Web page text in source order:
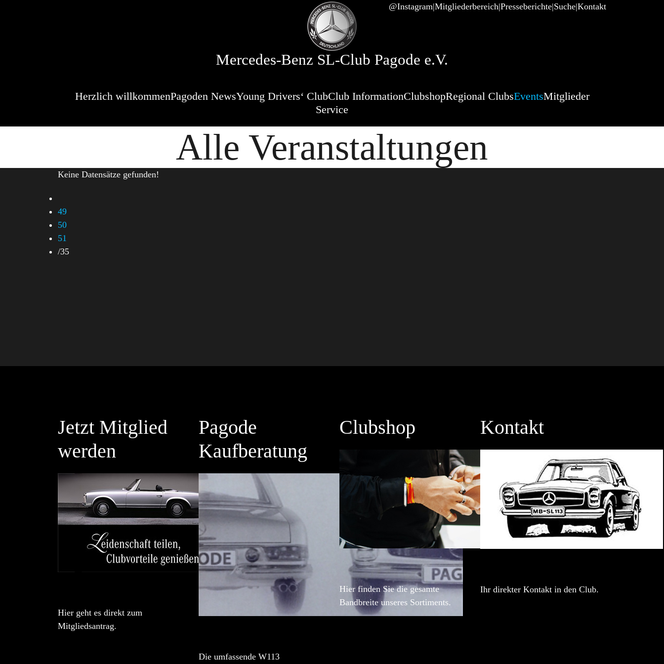
@Instagram Mitgliederbereich Presseberichte Suche Kontakt
Mercedes-Benz SL-Club Pagode e.V.
Herzlich willkommenPagoden NewsYoung Drivers‘ ClubClub InformationClubshopRegional ClubsEventsMitglieder
Service
Alle Veranstaltungen
Keine Datensätze gefunden!
49
50
51
/35
Jetzt Mitglied
werden
Hier geht es direkt zum
Mitgliedsantrag.
Pagode
Kaufberatung
Die umfassende W113
Clubshop
Hier finden Sie die gesamte
Bandbreite unseres Sortiments.
Kontakt
Ihr direkter Kontakt in den Club.